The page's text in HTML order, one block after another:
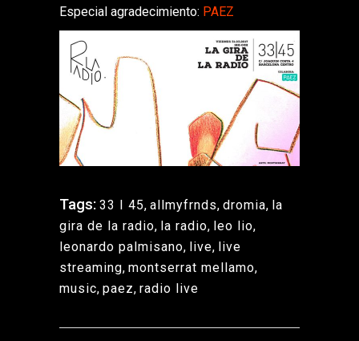
Especial agradecimiento: PAEZ
Tags: 33 I 45, allmyfrnds, dromia, la
gira de la radio, la radio, leo lio,
leonardo palmisano, live, live
streaming, montserrat mellamo,
music, paez, radio live